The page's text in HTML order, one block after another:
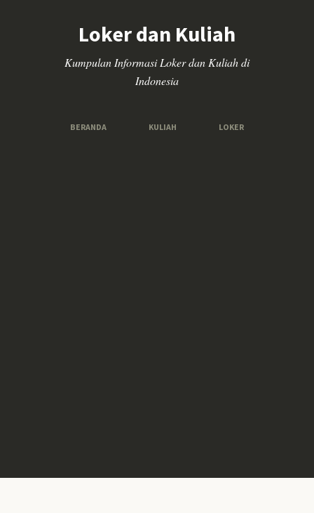
Loker dan Kuliah
Kumpulan Informasi Loker dan Kuliah di
Indonesia
BERANDA KULIAH LOKER